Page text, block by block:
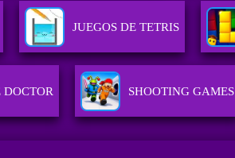
JUEGOS DE TETRIS
DOCTOR SHOOTING GAMES